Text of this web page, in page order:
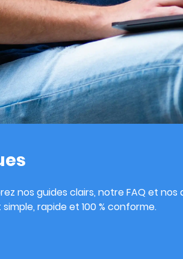
nos guides clairs, notre FAQ et
rapide et 100 % conforme.